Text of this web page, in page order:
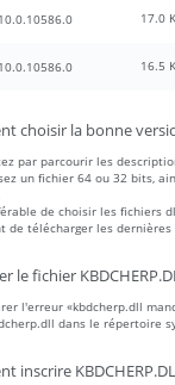
10.0.10586.0 17.0
10.0.10586.0 16.5
choisir la bonne
par parcourir les
un fichier 64 ou 32 bits,
de choisir les fichiers
de télécharger les
le fichier
l'erreur «kbdcherp.dll
dans le répertoire
inscrire